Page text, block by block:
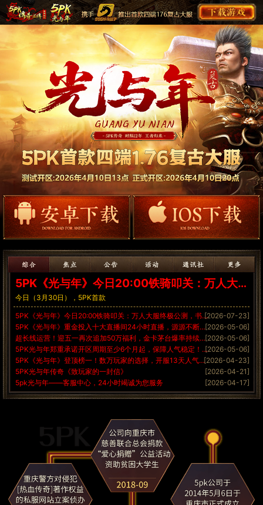
5PK《光与年》今日20:00铁骑叩关：万人大服终极公测，书写不世之功！
今日（3月30日），5PK首款
5PK《光与年》今日20:00铁骑叩关：万人大服终极公测，书写不世之功！[2026-07-23]
5PK《光与年》重金投入十大直播间24小时直播，源源不断输入新鲜人气！[2026-05-06]
超长线运营！迎五一再次追加50万福利，金卡茅台爆率持续开放3个月！[2026-05-06]
5PK光与年郑重承诺开区周期至少6个月起，保障人气稳定！12年品牌铸就长周期生态标杆，只做经典！[2026-05-06]
5PK《光与年》登顶榜一！数万玩家的选择，开服13天人气稳定8000+，复古传奇天花板！赤月开启在即[2026-04-23]
5PK光与年传奇《致玩家的一封信》
[2026-04-21]
5pk光与年——客服中心，24小时竭诚为您服务
[2026-04-17]
震撼回馈：5PK《光与年》复古大服百万大奖，全服随机掉落[2026-03-30]